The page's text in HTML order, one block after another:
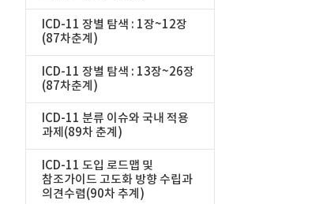
ICD-11 장별 탐색 : 1장~12장
(87차춘계)
ICD-11 장별 탐색 : 13장~26장
(87차춘계)
ICD-11 분류 이슈와 국내 적용
과제(89차 춘계)
ICD-11 도입 로드맵 및
참조가이드 고도화 방향 수립과
의견수렴(90차 추계)